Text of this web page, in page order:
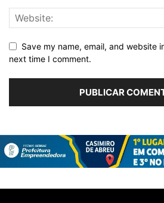
Save my name, email, and website
next time I comment.